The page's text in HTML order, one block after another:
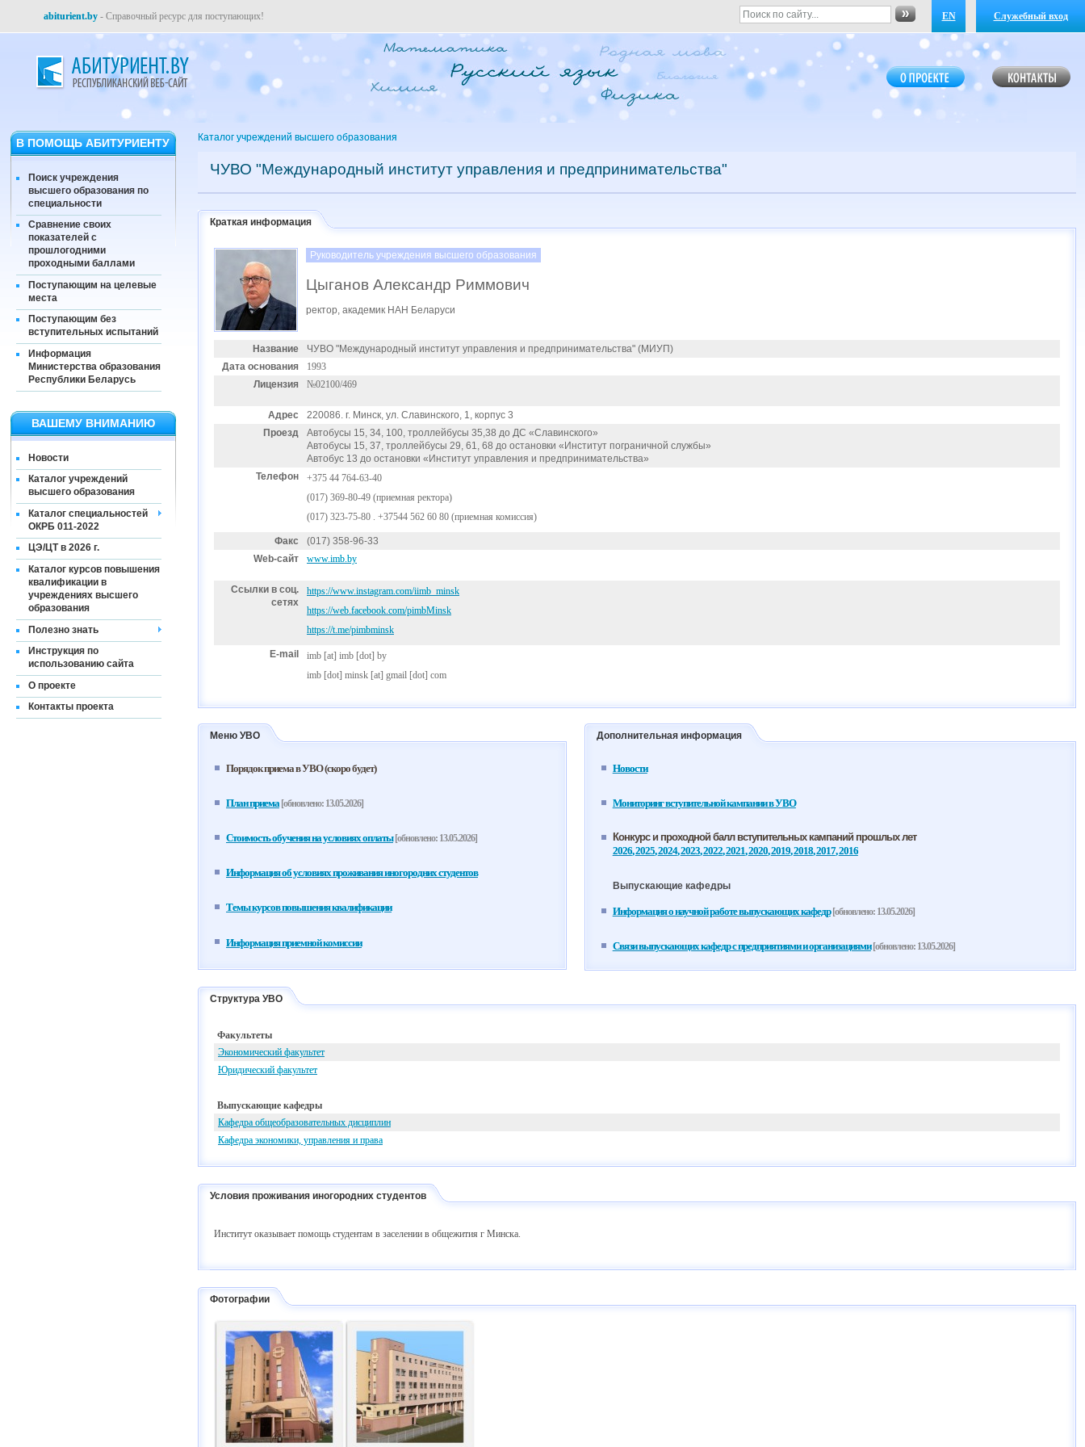
EN Служебный вход
abiturient.by - Справочный ресурс для поступающих!
В ПОМОЩЬ АБИТУРИЕНТУ
Поиск учреждения
высшего образования по
специальности
Сравнение своих
показателей с
прошлогодними
проходными баллами
Поступающим на целевые
места
Поступающим без
вступительных испытаний
Информация
Министерства образования
Республики Беларусь
ВАШЕМУ ВНИМАНИЮ
Новости
Каталог учреждений
высшего образования
Каталог специальностей
ОКРБ 011-2022
ЦЭ/ЦТ в 2026 г.
Каталог курсов повышения
квалификации в
учреждениях высшего
образования
Полезно знать
Инструкция по
использованию сайта
О проекте
Контакты проекта
Каталог учреждений высшего образования
ЧУВО "Международный институт управления и предпринимательства"
Краткая информация
Руководитель учреждения высшего образования
Цыганов Александр Риммович
ректор, академик НАН Беларуси
Название
ЧУВО "Международный институт управления и предпринимательства" (МИУП)
Дата основания
1993
Лицензия
№02100/469
Адрес
220086. г. Минск, ул. Славинского, 1, корпус 3
Проезд
Автобусы 15, 34, 100, троллейбусы 35,38 до ДС «Славинского»
Автобусы 15, 37, троллейбусы 29, 61, 68 до остановки «Институт пограничной службы»
Автобус 13 до остановки «Институт управления и предпринимательства»
Телефон
+375 44 764-63-40
(017) 369-80-49 (приемная ректора)
(017) 323-75-80 . +37544 562 60 80 (приемная комиссия)
Факс
(017) 358-96-33
Web-сайт
www.imb.by
Ссылки в соц.
сетях
https://www.instagram.com/iimb_minsk
https://web.facebook.com/pimbMinsk
https://t.me/pimbminsk
E-mail imb [at] imb [dot] by
imb [dot] minsk [at] gmail [dot] com
Дополнительная информация
Новости
Мониторинг вступительной кампании в УВО
Конкурс и проходной балл вступительных кампаний прошлых лет
2026,2025,2024,2023,2022,2021,2020,2019,2018,2017,2016
Выпускающие кафедры
Информация о научной работе выпускающих кафедр[обновлено: 13.05.2026]
Связи выпускающих кафедр с предприятиями и организациями[обновлено: 13.05.2026]
Меню УВО
Порядок приема в УВО (скоро будет)
План приема[обновлено: 13.05.2026]
Стоимость обучения на условиях оплаты[обновлено: 13.05.2026]
Информация об условиях проживания иногородних студентов
Темы курсов повышения квалификации
Информация приемной комиссии
Структура УВО
Факультеты
Экономический факультет
Юридический факультет
Выпускающие кафедры
Кафедра общеобразовательных дисциплин
Кафедра экономики, управления и права
Условия проживания иногородних студентов
Институт оказывает помощь студентам в заселении в общежития г Минска.
Фотографии